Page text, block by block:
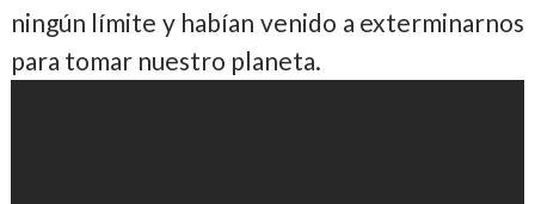
ningún límite y habían venido a exterminarnos
para tomar nuestro planeta.